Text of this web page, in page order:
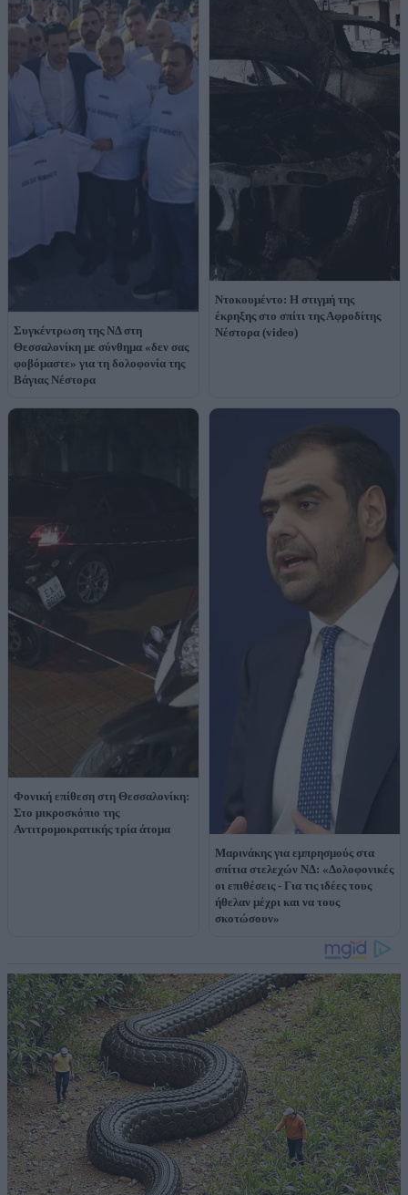
Συγκέντρωση της ΝΔ στη
Θεσσαλονίκη με σύνθημα «δεν σας
φοβόμαστε» για τη δολοφονία της
Βάγιας Νέστορα
Ντοκουμέντο: Η στιγμή της
έκρηξης στο σπίτι της Αφροδίτης
Νέστορα (video)
Φονική επίθεση στη Θεσσαλονίκη:
Στο μικροσκόπιο της
Αντιτρομοκρατικής τρία άτομα
Μαρινάκης για εμπρησμούς στα
σπίτια στελεχών ΝΔ: «Δολοφονικές
οι επιθέσεις - Για τις ιδέες τους
ήθελαν μέχρι και να τους
σκοτώσουν»